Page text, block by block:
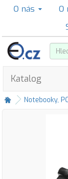
O nás O
Katalog
Notebooky,